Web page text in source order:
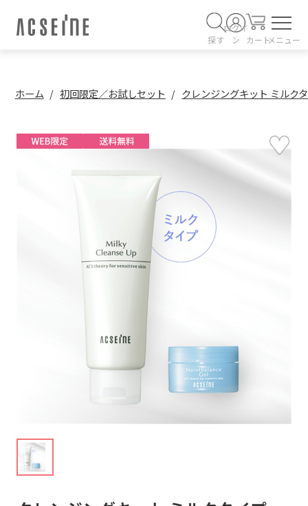
探す
ログイ
ン
カートメニュー
ホーム 初回限定／お試しセット クレンジングキット ミルク